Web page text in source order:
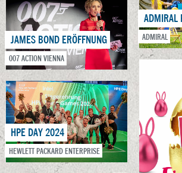
JAMES BOND ERÖFFNUNG
007 ACTION VIENNA
HPE DAY 2024
HEWLETT PACKARD ENTERPRISE
ADMIRAL
ADMIRAL